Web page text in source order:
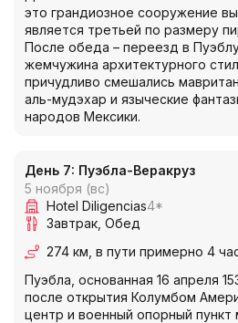
это грандиозное сооружение
является третьей по размеру
После обеда – переезд в
жемчужина архитектурного
причудливо смешались
аль-мудэхар и языческие
народов Мексики.
День 7: Пуэбла-Веракруз
5 ноября (вс)
Hotel Diligencias4*
Завтрак Обед
274 км, в пути примерно 4
Пуэбла, основанная 16 апреля
после открытия Колумбом
центр и военный опорный